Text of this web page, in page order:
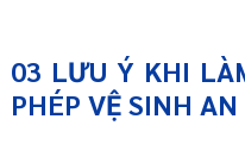
03 LƯU Ý KHI
PHÉP VỆ SINH